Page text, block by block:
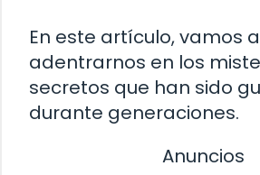
En este artículo, vamos a
adentrarnos en los
secretos que han sido
durante generaciones.
Anuncios